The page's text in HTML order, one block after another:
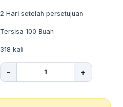
2 Hari setelah persetujuan
Tersisa 100 Buah
318 kali
- +